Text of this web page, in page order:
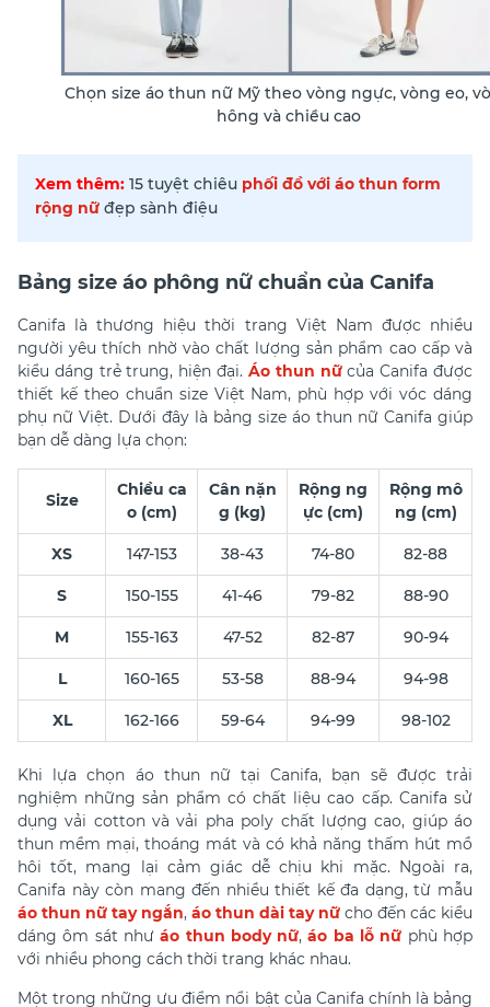
Chọn size áo thun nữ Mỹ theo vòng ngực, vòng eo,
hông và chiều cao
Xem thêm: 15 tuyệt chiêu phối đồ với áo thun form
rộng nữ đẹp sành điệu
Bảng size áo phông nữ chuẩn của Canifa
Canifa là thương hiệu thời trang Việt Nam được nhiều
người yêu thích nhờ vào chất lượng sản phẩm cao cấp và
kiểu dáng trẻ trung, hiện đại. Áo thun nữcủa Canifa được
thiết kế theo chuẩn size Việt Nam, phù hợp với vóc dáng
phụ nữ Việt. Dưới đây là bảng size áo thun nữ Canifa giúp
bạn dễ dàng lựa chọn:
Size
Chiều ca
o (cm)
Cân nặn
g (kg)
Rộng ng
ực (cm)
Rộng mô
ng (cm)
XS 147-153 38-43 74-80 82-88
S 150-155 41-46 79-82 88-90
M 155-163 47-52 82-87 90-94
L 160-165 53-58 88-94 94-98
XL 162-166 59-64 94-99 98-102
Khi lựa chọn áo thun nữ tại Canifa, bạn sẽ được trải
nghiệm những sản phẩm có chất liệu cao cấp. Canifa sử
dụng vải cotton và vải pha poly chất lượng cao, giúp áo
thun mềm mại, thoáng mát và có khả năng thấm hút mồ
hôi tốt, mang lại cảm giác dễ chịu khi mặc. Ngoài ra,
Canifa này còn mang đến nhiều thiết kế đa dạng, từ mẫu
áo thun nữ tay ngắn, áo thun dài tay nữ cho đến các kiểu
dáng ôm sát nhưáo thun body nữ,áo ba lỗ nữ phù hợp
với nhiều phong cách thời trang khác nhau.
Một trong những ưu điểm nổi bật của Canifa chính là bảng